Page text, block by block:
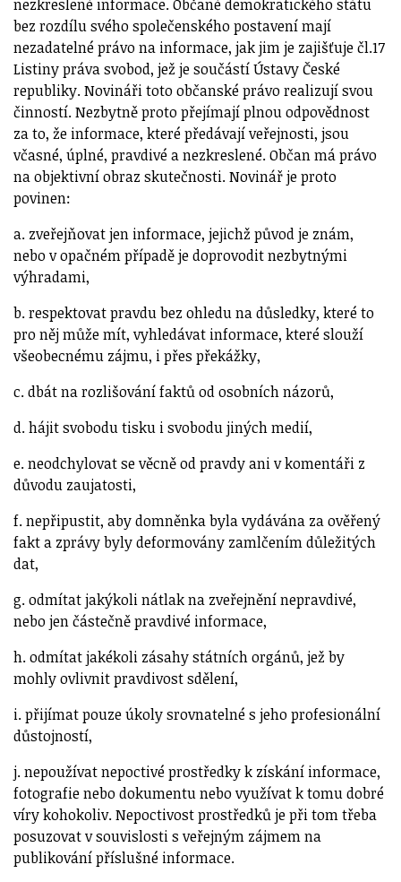
nezkreslené informace. Občané demokratického státu
bez rozdílu svého společenského postavení mají
nezadatelné právo na informace, jak jim je zajišťuje čl.17
Listiny práva svobod, jež je součástí Ústavy České
republiky. Novináři toto občanské právo realizují svou
činností. Nezbytně proto přejímají plnou odpovědnost
za to, že informace, které předávají veřejnosti, jsou
včasné, úplné, pravdivé a nezkreslené. Občan má právo
na objektivní obraz skutečnosti. Novinář je proto
povinen:
a. zveřejňovat jen informace, jejichž původ je znám,
nebo v opačném případě je doprovodit nezbytnými
výhradami,
b. respektovat pravdu bez ohledu na důsledky, které to
pro něj může mít, vyhledávat informace, které slouží
všeobecnému zájmu, i přes překážky,
c. dbát na rozlišování faktů od osobních názorů,
d. hájit svobodu tisku i svobodu jiných medií,
e. neodchylovat se věcně od pravdy ani v komentáři z
důvodu zaujatosti,
f. nepřipustit, aby domněnka byla vydávána za ověřený
fakt a zprávy byly deformovány zamlčením důležitých
dat,
g. odmítat jakýkoli nátlak na zveřejnění nepravdivé,
nebo jen částečně pravdivé informace,
h. odmítat jakékoli zásahy státních orgánů, jež by
mohly ovlivnit pravdivost sdělení,
i. přijímat pouze úkoly srovnatelné s jeho profesionální
důstojností,
j. nepoužívat nepoctivé prostředky k získání informace,
fotografie nebo dokumentu nebo využívat k tomu dobré
víry kohokoliv. Nepoctivost prostředků je při tom třeba
posuzovat v souvislosti s veřejným zájmem na
publikování příslušné informace.